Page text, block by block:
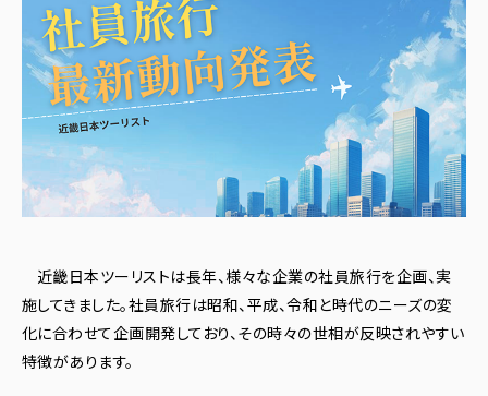
近畿日本ツーリストは長年、様々な企業の社員旅行を企画、実
施してきました。社員旅行は昭和、平成、令和と時代のニーズの変
化に合わせて企画開発しており、その時々の世相が反映されやすい
特徴があります。